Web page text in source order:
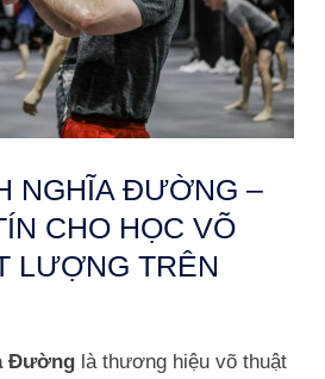
NGHĨA ĐƯỜNG –
CHO HỌC VÕ
LƯỢNG TRÊN
Đường là thương hiệu võ thuật